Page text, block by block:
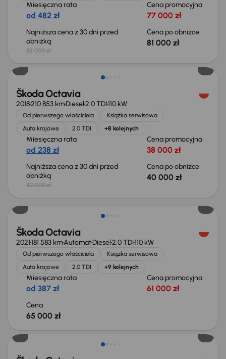
Miesięczna rata
od 482 zł
Cena promocyjna
77 000 zł
Najniższa cena z 30 dni przed
obniżką
82 000 zł
Cena po obniżce
81 000 zł
Taniej o 2 000 zł
Škoda Octavia
2018210 853 kmDiesel2.0 TDI110 kW
Od pierwszego właściciela
Książka serwisowa
Auta krajowe
2.0 TDI +8 kolejnych
Miesięczna rata
od 238 zł
Cena promocyjna
38 000 zł
Najniższa cena z 30 dni przed
obniżką
42 000 zł
Cena po obniżce
40 000 zł
Škoda Octavia
2021181 583 kmAutomatDiesel2.0 TDI110 kW
Od pierwszego właściciela
Książka serwisowa
Auta krajowe
2.0 TDI +9 kolejnych
Miesięczna rata
od 387 zł
Cena promocyjna
61 000 zł
Cena
65 000 zł
Świeżo skupione